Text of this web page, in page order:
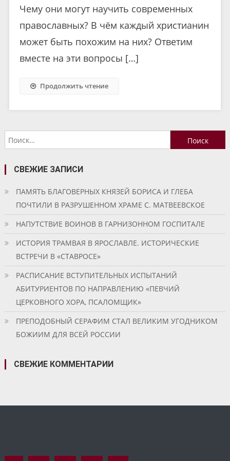
Чему они могут научить современных
православных? В чём каждый христианин
может быть похожим на них? Ответим
вместе на эти вопросы […]
Продолжить чтение
Найти:
СВЕЖИЕ ЗАПИСИ
ПАМЯТЬ БЛАГОВЕРНЫХ КНЯЗЕЙ БОРИСА И ГЛЕБА
ПОЧТИЛИ В РАЗРУШЕННОМ ХРАМЕ С. МАТВЕЕВСКОЕ
НАПУТСТВИЕ ВОИНОВ В ГАРНИЗОННОМ ГОСПИТАЛЕ
ИСТОРИЯ ТРАМВАЯ В ЯРОСЛАВЛЕ. ИСТОРИЧЕСКИЕ
ВСТРЕЧИ В «СТАВРОСЕ»
РАСПИСАНИЕ ВСТУПИТЕЛЬНЫХ ИСПЫТАНИЙ
АБИТУРИЕНТОВ ПО НАПРАВЛЕНИЮ «ПЕВЧИЙ
ЦЕРКОВНОГО ХОРА, ПСАЛОМЩИК»
ПРЕПОДОБНЫЙ СЕРАФИМ СТАЛ ВЕЛИКИМ УГОДНИКОМ
БОЖИИМ ДЛЯ ВСЕЙ РОССИИ
СВЕЖИЕ КОММЕНТАРИИ